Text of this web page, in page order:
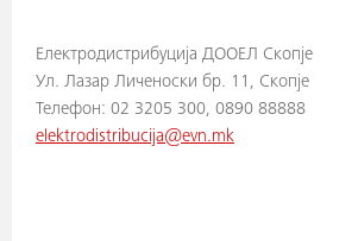
Електродистрибуција ДООЕЛ Скопје
Ул. Лазар Личеноски бр. 11, Скопје
Телефон: 02 3205 300, 0890 88888
elektrodistribucija@evn.mk